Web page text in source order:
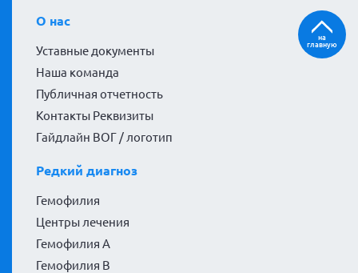
О нас
Уставные документы
Наша команда
Публичная отчетность
Контакты Реквизиты
Гайдлайн ВОГ / логотип
Редкий диагноз
Гемофилия
Центры лечения
Гемофилия А
Гемофилия В
на
главную